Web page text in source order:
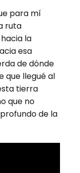
para mí
ruta
la
esa
de dónde
que llegué al
tierra
que no
de la